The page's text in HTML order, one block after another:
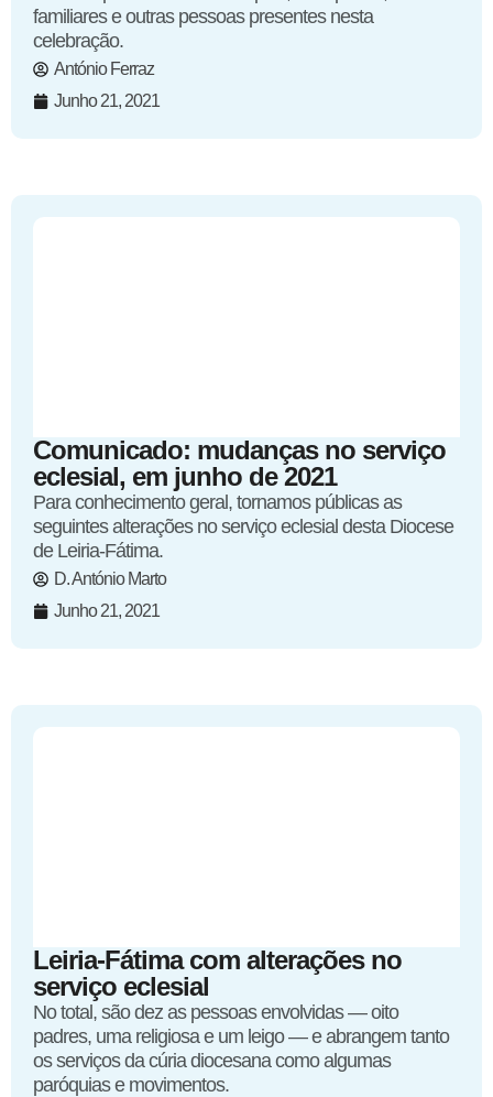
familiares e outras pessoas presentes nesta
celebração.
António Ferraz
Junho 21, 2021
Comunicado: mudanças no serviço
eclesial, em junho de 2021
Para conhecimento geral, tornamos públicas as
seguintes alterações no serviço eclesial desta Diocese
de Leiria-Fátima.
D. António Marto
Junho 21, 2021
Leiria-Fátima com alterações no
serviço eclesial
No total, são dez as pessoas envolvidas — oito
padres, uma religiosa e um leigo — e abrangem tanto
os serviços da cúria diocesana como algumas
paróquias e movimentos.